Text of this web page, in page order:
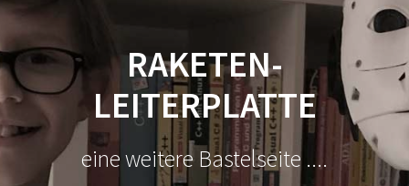
RAKETEN-
LEITERPLATTE
eine weitere Bastelseite ....